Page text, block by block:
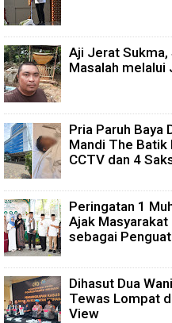
Aji Jerat Sukma,
Masalah melalui
Pria Paruh Baya
Mandi The
CCTV dan 4
Peringatan 1
Ajak
sebagai
Dihasut Dua
Tewas Lompat
View